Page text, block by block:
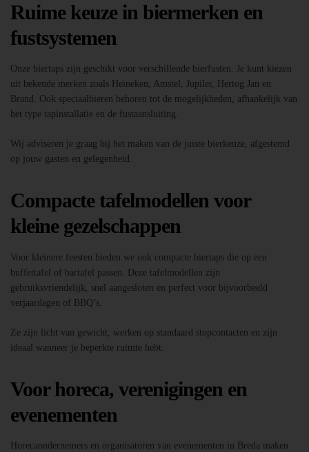
Ruime keuze in biermerken en
fustsystemen
Onze biertaps zijn geschikt voor verschillende bierfusten. Je kunt kiezen
uit bekende merken zoals Heineken, Amstel, Jupiler, Hertog Jan en
Brand. Ook speciaalbieren behoren tot de mogelijkheden, afhankelijk van
het type tapinstallatie en de fustaansluiting.
Wij adviseren je graag bij het maken van de juiste bierkeuze, afgestemd
op jouw gasten en gelegenheid.
Compacte tafelmodellen voor
kleine gezelschappen
Voor kleinere feesten bieden we ook compacte biertaps die op een
buffettafel of bartafel passen. Deze tafelmodellen zijn
gebruiksvriendelijk, snel aangesloten en perfect voor bijvoorbeeld
verjaardagen of BBQ’s.
Ze zijn licht van gewicht, werken op standaard stopcontacten en zijn
ideaal wanneer je beperkte ruimte hebt.
Voor horeca, verenigingen en
evenementen
Horecaondernemers en organisatoren van evenementen in Breda maken